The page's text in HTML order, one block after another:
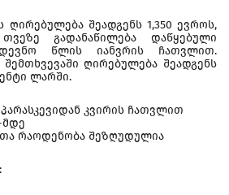
ღირებულება შეადგენს 1,350 ევროს,
გადანაწილება დაწყებული
წლის იანვრის ჩათვლით.
შემთხვევაში ღირებულება შეადგენს
ლარში.
კვირის ჩათვლით
მდე
რაოდენობა შეზღუდულია